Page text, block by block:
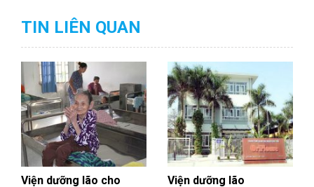
TIN LIÊN QUAN
Viện dưỡng lão cho Viện dưỡng lão